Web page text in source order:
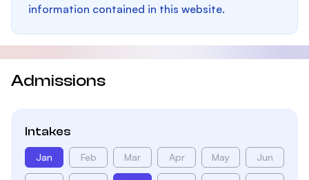
information contained in this website.
Admissions
Intakes
Jan Feb Mar Apr May Jun